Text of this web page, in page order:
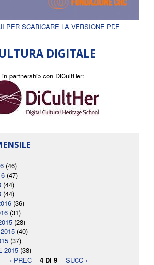
PER SCARICARE LA VERSIONE PDF
DIGITALE
in partnership con DiCultHer:
(46)
(47)
(44)
(44)
(36)
(31)
(28)
(40)
(37)
2015 (38)
‹ PREC
4 DI 9 SUCC ›